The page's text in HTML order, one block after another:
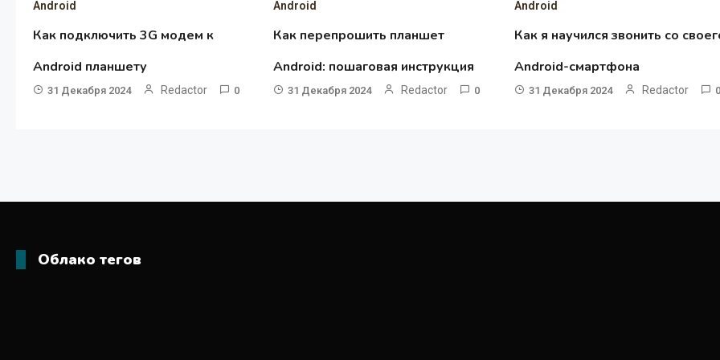
Android
Как подключить 3G модем к
Android планшету
31 Декабря 2024 Redactor 0
Android
Как перепрошить планшет
Android: пошаговая инструкция
31 Декабря 2024 Redactor 0
Android
Как я научился звонить со
Android-смартфона
31 Декабря 2024 Redactor
Облако тегов